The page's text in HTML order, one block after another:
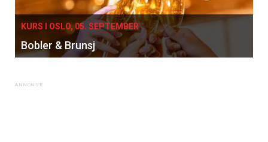
KURS I OSLO, 05. SEPTEMBER
Bobler & Brunsj